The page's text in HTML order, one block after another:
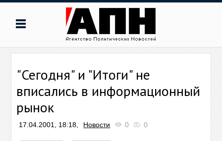
"Сегодня" и "Итоги" не
вписались в информационный
рынок
17.04.2001, 18:18, Новости 0 0